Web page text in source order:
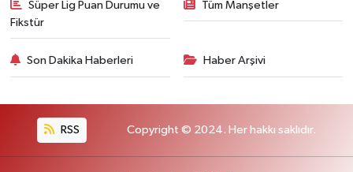
Süper Lig Puan Durumu ve
Fikstür
Tüm Manşetler
Son Dakika Haberleri Haber Arşivi
RSS Copyright © 2024. Her hakkı saklıdır.